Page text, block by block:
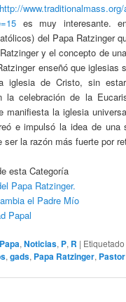
http://
es muy interesante.
del Papa Ratzinger
y el concepto de
enseñó que iglesias
iglesia de Cristo, sin
la celebración de la
manifiesta la iglesia
e impulsó la idea de una
ser la razón más fuerte por
esta Categoría
Papa Ratzinger.
el Padre Mío
Papal
,Noticias, P, R | Etiquetado
,gads, Papa Ratzinger,